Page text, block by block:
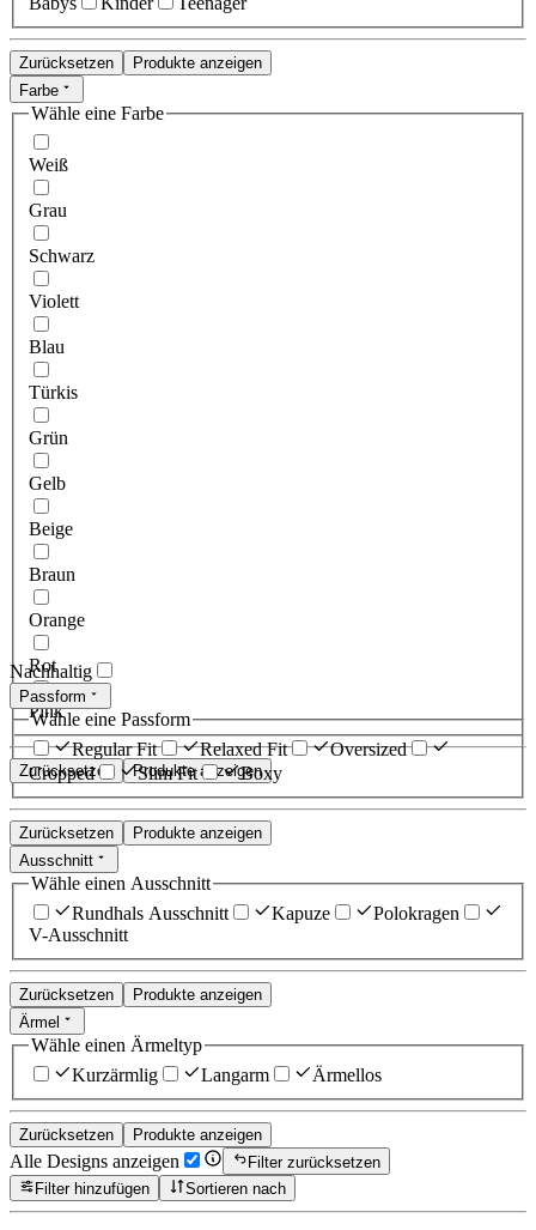
Zurücksetzen
Produkte anzeigen
Farbe
Wähle eine Farbe
Weiß
Grau
Schwarz
Violett
Blau
Türkis
Grün
Gelb
Beige
Braun
Orange
Rot
Pink
Zurücksetzen Produkte anzeigen
Nachhaltig
Passform
Wähle eine Passform
Regular Fit
Relaxed Fit
Oversized
Cropped
Slim Fit Boxy
Zurücksetzen
Produkte anzeigen
Ausschnitt
Wähle einen Ausschnitt
Rundhals Ausschnitt
Kapuze
Polokragen
V-Ausschnitt
Zurücksetzen
Produkte anzeigen
Ärmel
Wähle einen Ärmeltyp
Kurzärmlig
Langarm Ärmellos
Zurücksetzen Produkte anzeigen
Alle Designs anzeigen
Filter zurücksetzen
Filter hinzufügen
Sortieren nach